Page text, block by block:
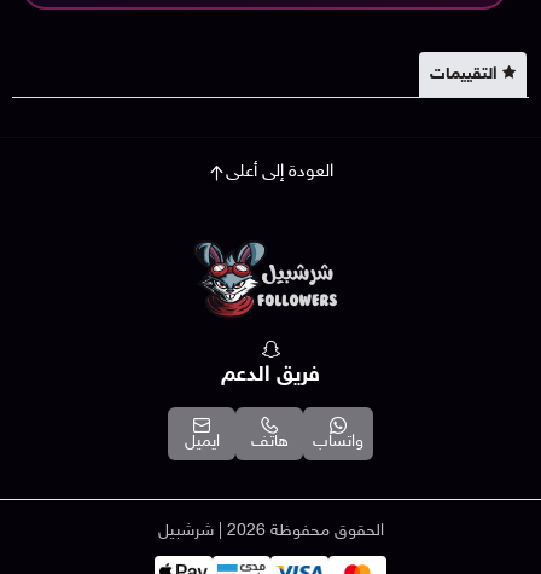
التقييمات
العودة إلى أعلى
فريق الدعم
واتساب هاتف ايميل
الحقوق محفوظة 2026 | شرشبيل